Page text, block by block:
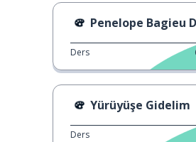
Penelope Bagieu
Ders
Yürüyüşe Gidelim
Ders